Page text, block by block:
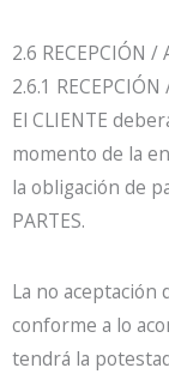
2.6 RECEPCIÓN /
2.6.1
El CLIENTE
momento de la
la obligación de
PARTES.
La no aceptación
conforme a lo
tendrá la